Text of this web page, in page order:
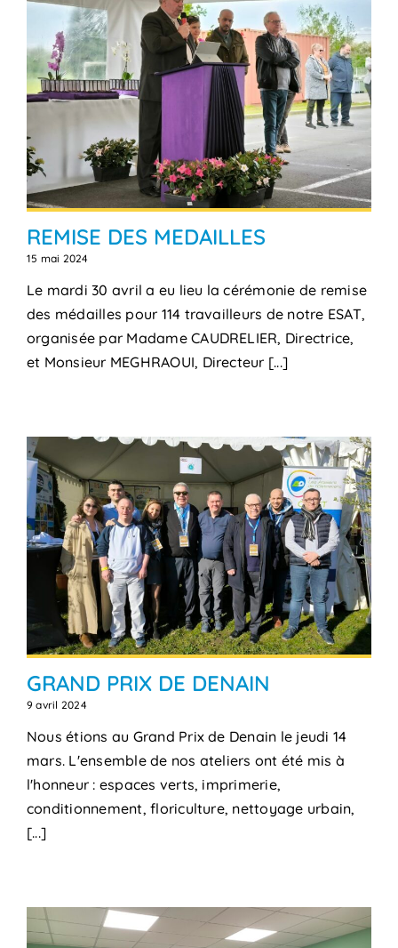
REMISE DES MEDAILLES
15 mai 2024
Le mardi 30 avril a eu lieu la cérémonie de remise
des médailles pour 114 travailleurs de notre ESAT,
organisée par Madame CAUDRELIER, Directrice,
et Monsieur MEGHRAOUI, Directeur [...]
GRAND PRIX DE DENAIN
9 avril 2024
Nous étions au Grand Prix de Denain le jeudi 14
mars. L'ensemble de nos ateliers ont été mis à
l'honneur : espaces verts, imprimerie,
conditionnement, floriculture, nettoyage urbain,
[...]